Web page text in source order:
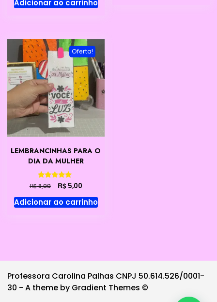
original
atual
Adicionar ao carrinho
Oferta!
LEMBRANCINHAS PARA O
DIA DA MULHER
Avaliação
5.00
de 5
R$8,00
preço
original
R$5,00O
preço
atual
Adicionar ao carrinho
Professora Carolina Palhas CNPJ 50.614.526/0001-
30 - A theme by Gradient Themes ©